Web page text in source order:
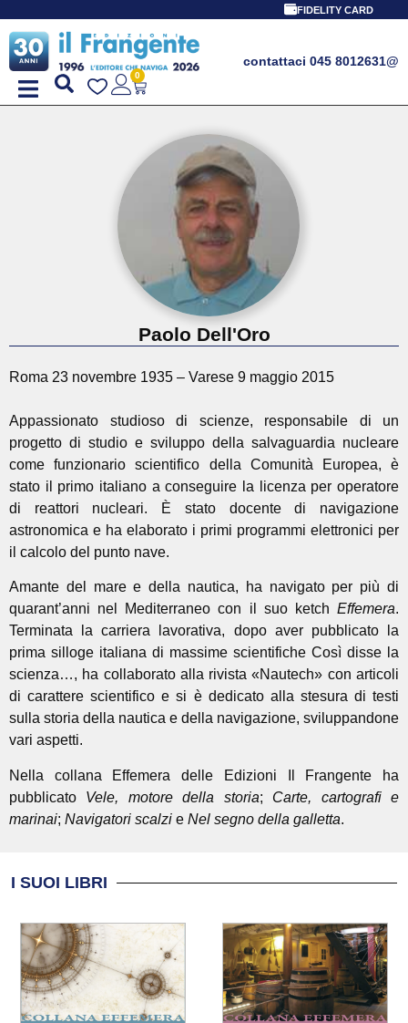
FIDELITY CARD
contattaci 045 8012631@
0
Paolo Dell'Oro
Roma 23 novembre 1935 – Varese 9 maggio 2015
Appassionato studioso di scienze, responsabile di un
progetto di studio e sviluppo della salvaguardia nucleare
come funzionario scientifico della Comunità Europea, è
stato il primo italiano a conseguire la licenza per operatore
di reattori nucleari. È stato docente di navigazione
astronomica e ha elaborato i primi programmi elettronici per
il calcolo del punto nave.
Amante del mare e della nautica, ha navigato per più di
quarant’anni nel Mediterraneo con il suo ketch Effemera.
Terminata la carriera lavorativa, dopo aver pubblicato la
prima silloge italiana di massime scientifiche Così disse la
scienza…, ha collaborato alla rivista «Nautech» con articoli
di carattere scientifico e si è dedicato alla stesura di testi
sulla storia della nautica e della navigazione, sviluppandone
vari aspetti.
Nella collana Effemera delle Edizioni Il Frangente ha
pubblicato Vele, motore della storia; Carte, cartografi e
marinai; Navigatori scalzi e Nel segno della galletta.
I SUOI LIBRI